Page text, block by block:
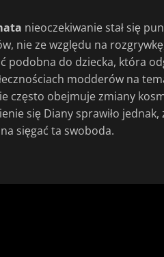
nieoczekiwanie stał się
nie ze względu na
podobna do dziecka, która
modderów na
często obejmuje zmiany
się Diany sprawiło
sięgać ta swoboda.